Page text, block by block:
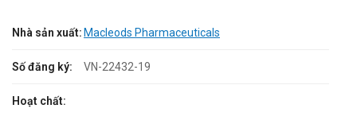
Nhà sản xuất: Macleods Pharmaceuticals
Số đăng ký: VN-22432-19
Hoạt chất: